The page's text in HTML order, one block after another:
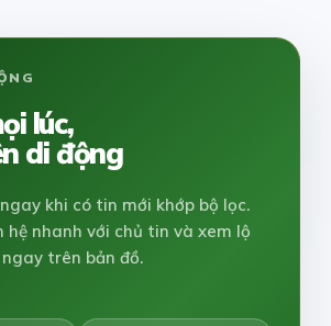
lúc,
di động
khi có tin mới khớp bộ lọc.
hệ nhanh với chủ tin và xem lộ
trên bản đồ.